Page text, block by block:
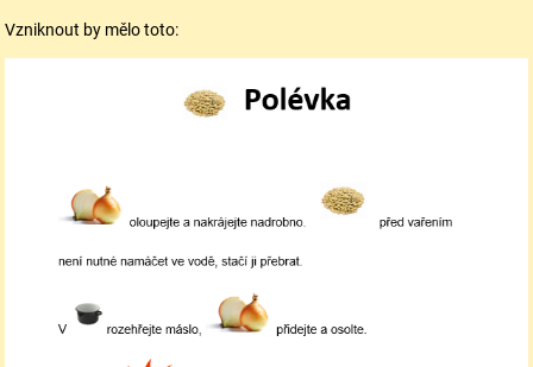
Vzniknout by mělo toto: